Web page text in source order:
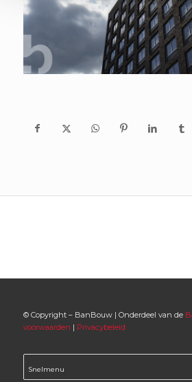
© Copyright – BanBouw | Onderdeel van de
voorwaarden | Privacybeleid